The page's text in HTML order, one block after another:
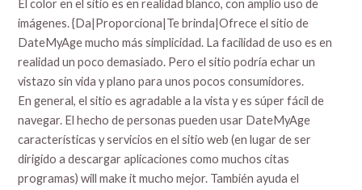
El color en el sitio es en realidad blanco, con amplio uso de
imágenes. {Da|Proporciona|Te brinda|Ofrece el sitio de
DateMyAge mucho más simplicidad. La facilidad de uso es en
realidad un poco demasiado. Pero el sitio podría echar un
vistazo sin vida ​​y plano para unos pocos consumidores.
En general, el sitio es agradable a la vista y es súper fácil de
navegar. El hecho de personas pueden usar DateMyAge
características y servicios en el sitio web (en lugar de ser
dirigido a descargar aplicaciones como muchos citas
programas) will make it mucho mejor. También ayuda el